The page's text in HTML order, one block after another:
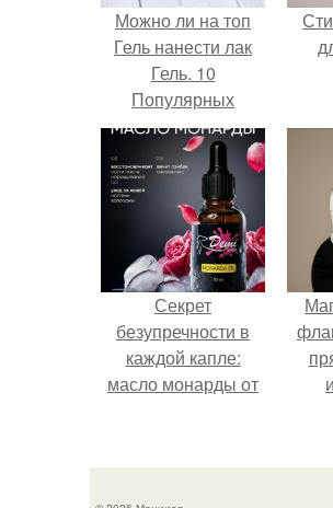
Можно ли на топ
Гель нанести лак
Гель. 10
Популярных
вопросов о Гель –
лаках от
профессионалов.
Секрет
безупречности в
каждой капле:
масло монарды от